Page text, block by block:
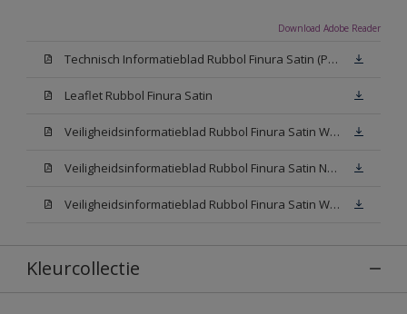
Download Adobe Reader
Technisch Informatieblad Rubbol Finura Satin (PDF)
Leaflet Rubbol Finura Satin
Veiligheidsinformatieblad Rubbol Finura Satin W05 (MSDS)
Veiligheidsinformatieblad Rubbol Finura Satin N00 (MSDS)
Veiligheidsinformatieblad Rubbol Finura Satin White (MSDS)
Kleurcollectie